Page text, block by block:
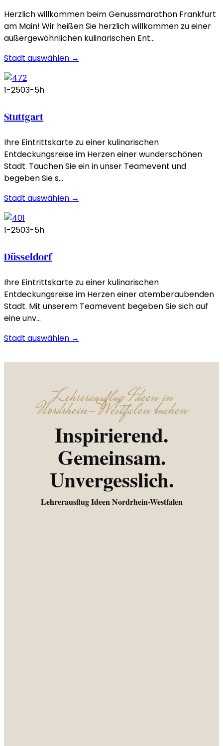
Herzlich willkommen beim Genussmarathon Frankfurt
am Main! Wir heißen Sie herzlich willkommen zu einer
außergewöhnlichen kulinarischen Ent…
Stadt auswählen →
1-2503-5h
Stuttgart
Ihre Eintrittskarte zu einer kulinarischen
Entdeckungsreise im Herzen einer wunderschönen
Stadt. Tauchen Sie ein in unser Teamevent und
begeben Sie s…
Stadt auswählen →
1-2503-5h
Düsseldorf
Ihre Eintrittskarte zu einer kulinarischen
Entdeckungsreise im Herzen einer atemberaubenden
Stadt. Mit unserem Teamevent begeben Sie sich auf
eine unv…
Stadt auswählen →
Lehrerausflug Ideen in
Nordrhein-Westfalen buchen
Inspirierend.
Gemeinsam.
Unvergesslich.
Lehrerausflug Ideen Nordrhein-Westfalen